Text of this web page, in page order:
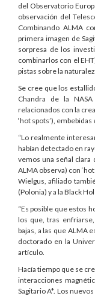
del Observatorio
observación del
Combinando ALMA
primera imagen de
sorpresa de los
combinarlos con el
pistas sobre la
Se cree que los
Chandra de la
relacionados con la
‘hot spots’),
“Lo realmente
habían detectado en
vemos una señal clara
ALMA observa) con
Wielgus, afiliado
(Polonia) y a la Black
“Es posible que estos
los que, tras
bajas, a las que ALMA
doctorado en la
artículo.
Hacía tiempo que se
interacciones
Sagitario A*. Los